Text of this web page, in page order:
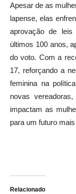
Apesar de as
lapense, elas
aprovação de
últimos 100 anos,
do voto. Com a
17, reforçando a
feminina na
novas
impactam as
para um futuro
Relacionado